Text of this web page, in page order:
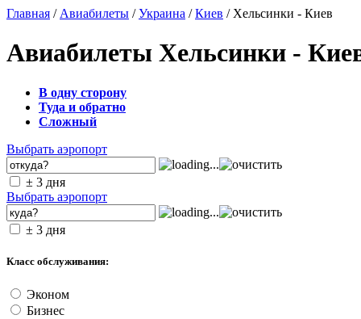
Главная / Авиабилеты /Украина /Киев / Хельсинки - Киев
Авиабилеты Хельсинки -
В одну сторону
Туда и обратно
Сложный
Выбрать аэропорт
± 3 дня
Выбрать аэропорт
± 3 дня
Класс обслуживания:
Эконом
Бизнес